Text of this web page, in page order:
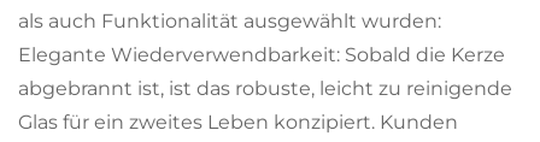
als auch Funktionalität ausgewählt wurden:
Elegante Wiederverwendbarkeit: Sobald die Kerze
abgebrannt ist, ist das robuste, leicht zu reinigende
Glas für ein zweites Leben konzipiert. Kunden